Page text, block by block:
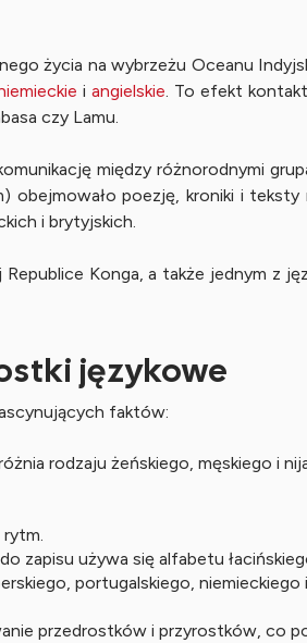
życia na wybrzeżu Oceanu
i angielskie. To efekt
czy Lamu.
między różnorodnymi
poezję, kroniki i teksty
i brytyjskich.
Konga, a także jednym z
językowe
faktów:
rodzaju żeńskiego, męskiego i
rytm.
zapisu używa się alfabetu
portugalskiego,
przedrostków i przyrostków, co